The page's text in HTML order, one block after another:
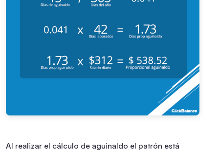
Al realizar el cálculo de aguinaldo el patrón está